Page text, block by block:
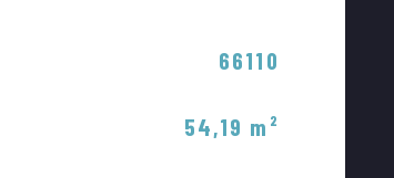
66110
54,19 m²